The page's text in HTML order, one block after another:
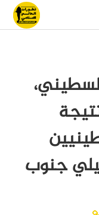
نتيجة
جنوب